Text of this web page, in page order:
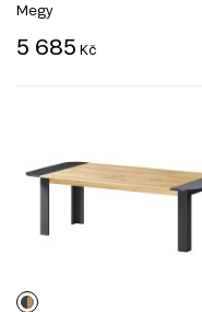
Megy
5 685 Kč